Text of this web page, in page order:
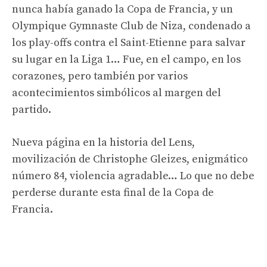
nunca había ganado la Copa de Francia, y un
Olympique Gymnaste Club de Niza, condenado a
los play-offs contra el Saint-Etienne para salvar
su lugar en la Liga 1… Fue, en el campo, en los
corazones, pero también por varios
acontecimientos simbólicos al margen del
partido.
Nueva página en la historia del Lens,
movilización de Christophe Gleizes, enigmático
número 84, violencia agradable… Lo que no debe
perderse durante esta final de la Copa de
Francia.